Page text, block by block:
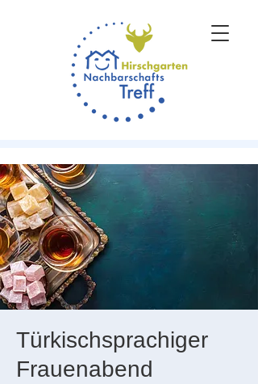
Türkischsprachiger
Frauenabend